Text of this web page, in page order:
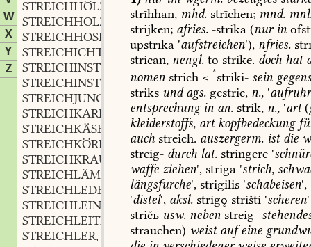
W
X
Y
Z
STREICHHÖLZCHEN ,n.
STREICHHOLZSCHACHTEL ,f.
STREICHHOSE
STREICHICHT
STREICHINSTRUMENT,n.
STREICHINSTRUMENTENSPIEL ,n.
STREICHJUNGE
m.
STREICHKARPFEN
,m.
STREICHKÄSE
STREICHKÖRPER
m.
STREICHKRAUT
STREICHLÄMMEL
STREICHLEDER
STREICHLEIN
STREICHLEITER
STREICHLER,
m., nomen agentis
strīhhan, mhd. strīchen; mnd.
strijken; afries. -strika (nurin
upstrīka 'aufstreichen'), nfries.
strican, nengl. to strike. doch hat
nomen strich < *striki- sein
striks undags. gestric, n., 'aufruhr
entsprechungin an. strik, n., 'art(
kleiderstoffs, artkopfbedeckung
auch streich. auszergerm. istdie
streig- durch lat. stringere '
waffe ziehen', striga 'strich,
längsfurche', strigilis 'schabeisen',
'distel', aksl. strigǫ strišti 'scheren'
stričь usw. neben streig-
strauchen) weistaufeine